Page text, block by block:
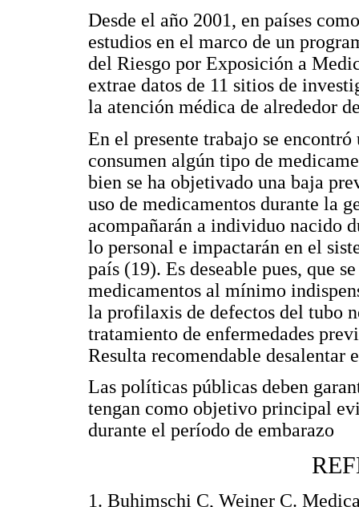
Desde el año 2001, en países
estudios en el marco de un
del Riesgo por Exposición a
extrae datos de 11 sitios de
la atención médica de alrededor
En el presente trabajo se
consumen algún tipo de
bien se ha objetivado una baja
uso de medicamentos durante la
acompañarán a individuo nacido
lo personal e impactarán en el
país (19). Es deseable pues, que
medicamentos al mínimo
la profilaxis de defectos del tubo
tratamiento de enfermedades
Resulta recomendable desalentar
Las políticas públicas deben
tengan como objetivo principal
durante el período de embarazo
1. Buhimschi C, Weiner C.